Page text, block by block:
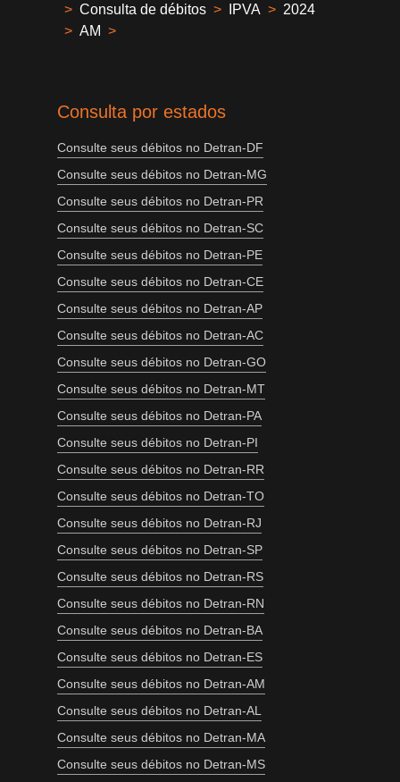
> Consulta de débitos > IPVA > 2024
> AM >
Consulta por estados
Consulte seus débitos no Detran-DF
Consulte seus débitos no Detran-MG
Consulte seus débitos no Detran-PR
Consulte seus débitos no Detran-SC
Consulte seus débitos no Detran-PE
Consulte seus débitos no Detran-CE
Consulte seus débitos no Detran-AP
Consulte seus débitos no Detran-AC
Consulte seus débitos no Detran-GO
Consulte seus débitos no Detran-MT
Consulte seus débitos no Detran-PA
Consulte seus débitos no Detran-PI
Consulte seus débitos no Detran-RR
Consulte seus débitos no Detran-TO
Consulte seus débitos no Detran-RJ
Consulte seus débitos no Detran-SP
Consulte seus débitos no Detran-RS
Consulte seus débitos no Detran-RN
Consulte seus débitos no Detran-BA
Consulte seus débitos no Detran-ES
Consulte seus débitos no Detran-AM
Consulte seus débitos no Detran-AL
Consulte seus débitos no Detran-MA
Consulte seus débitos no Detran-MS